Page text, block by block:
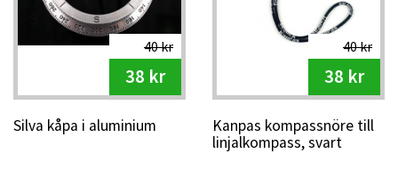
40 kr
38 kr
Silva kåpa i aluminium
40 kr
38 kr
Kanpas kompassnöre till
linjalkompass, svart